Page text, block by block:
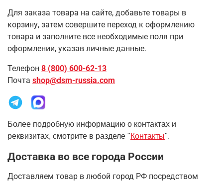
Для заказа товара на сайте, добавьте товары в
корзину, затем совершите переход к оформлению
товара и заполните все необходимые поля при
оформлении, указав личные данные.
Телефон 8 (800) 600-62-13
Почта shop@dsm-russia.com
Более подробную информацию о контактах и
реквизитах, смотрите в разделе "Контакты".
Доставка во все города России
Доставляем товар в любой город РФ посредством